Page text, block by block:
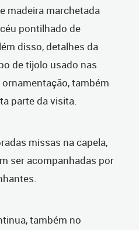
madeira marchetada
pontilhado de
disso, detalhes da
de tijolo usado nas
também
parte da visita.
missas na capela,
ser acompanhadas por
também no